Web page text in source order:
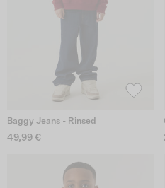
Baggy Jeans - Rinsed
49,99 €